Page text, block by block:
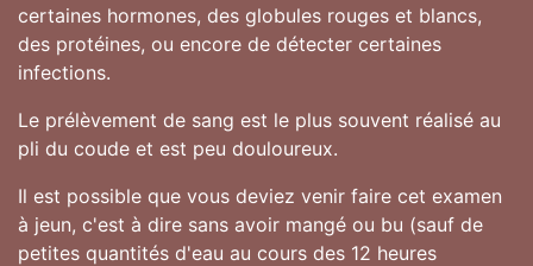
certaines hormones, des globules rouges et blancs,
des protéines, ou encore de détecter certaines
infections.
Le prélèvement de sang est le plus souvent réalisé au
pli du coude et est peu douloureux.
Il est possible que vous deviez venir faire cet examen
à jeun, c'est à dire sans avoir mangé ou bu (sauf de
petites quantités d'eau au cours des 12 heures